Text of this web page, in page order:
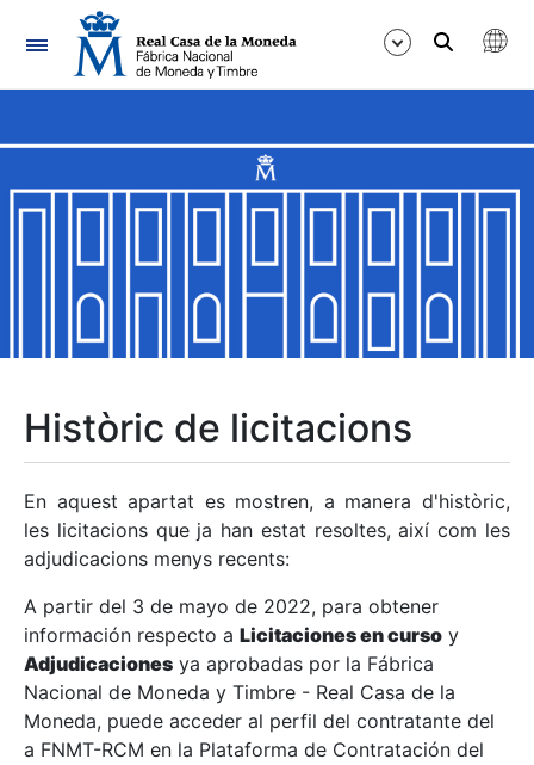
Navegació
Mostra/Amaga
Mostra/Amaga
Mostra/Amaga
Mostra/Amaga
Mostra/Amaga
Històric de licitacions
En aquest apartat es mostren, a manera d'històric,
les licitacions que ja han estat resoltes, així com les
adjudicacions menys recents:
A partir del 3 de mayo de 2022, para obtener
información respecto a Licitaciones en curso y
Adjudicaciones ya aprobadas por la Fábrica
Nacional de Moneda y Timbre - Real Casa de la
Moneda, puede acceder al perfil del contratante del
a FNMT-RCM en la Plataforma de Contratación del